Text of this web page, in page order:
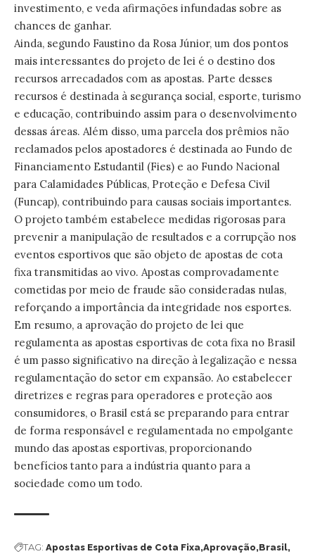
investimento, e veda afirmações infundadas sobre as
chances de ganhar.
Ainda, segundo Faustino da Rosa Júnior, um dos pontos
mais interessantes do projeto de lei é o destino dos
recursos arrecadados com as apostas. Parte desses
recursos é destinada à segurança social, esporte, turismo
e educação, contribuindo assim para o desenvolvimento
dessas áreas. Além disso, uma parcela dos prêmios não
reclamados pelos apostadores é destinada ao Fundo de
Financiamento Estudantil (Fies) e ao Fundo Nacional
para Calamidades Públicas, Proteção e Defesa Civil
(Funcap), contribuindo para causas sociais importantes.
O projeto também estabelece medidas rigorosas para
prevenir a manipulação de resultados e a corrupção nos
eventos esportivos que são objeto de apostas de cota
fixa transmitidas ao vivo. Apostas comprovadamente
cometidas por meio de fraude são consideradas nulas,
reforçando a importância da integridade nos esportes.
Em resumo, a aprovação do projeto de lei que
regulamenta as apostas esportivas de cota fixa no Brasil
é um passo significativo na direção à legalização e nessa
regulamentação do setor em expansão. Ao estabelecer
diretrizes e regras para operadores e proteção aos
consumidores, o Brasil está se preparando para entrar
de forma responsável e regulamentada no empolgante
mundo das apostas esportivas, proporcionando
benefícios tanto para a indústria quanto para a
sociedade como um todo.
TAG: Apostas Esportivas de Cota Fixa Aprovação Brasil